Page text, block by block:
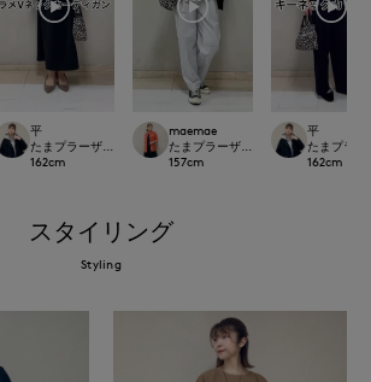
IDconcept./Maglie
平
たまプラーザ東急I.T.'S.international
162cm
maemae
たまプラーザ東急I.T.'S.international
157cm
平
たまプラ
162cm
スタイリング
Styling